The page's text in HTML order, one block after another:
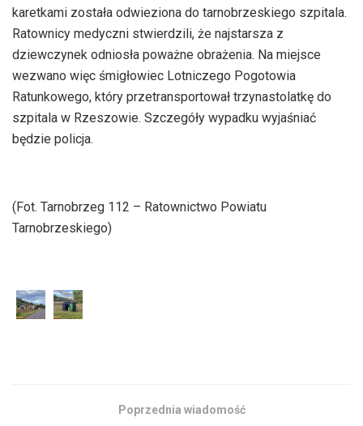
karetkami została odwieziona do tarnobrzeskiego szpitala.
Ratownicy medyczni stwierdzili, że najstarsza z
dziewczynek odniosła poważne obrażenia. Na miejsce
wezwano więc śmigłowiec Lotniczego Pogotowia
Ratunkowego, który przetransportował trzynastolatkę do
szpitala w Rzeszowie. Szczegóły wypadku wyjaśniać
będzie policja.
(Fot. Tarnobrzeg 112 – Ratownictwo Powiatu
Tarnobrzeskiego)
Poprzednia wiadomość